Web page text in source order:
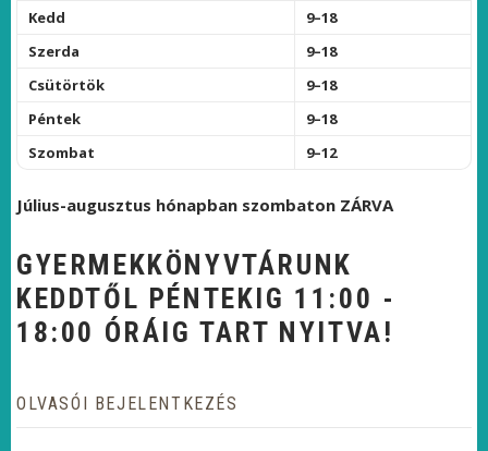
Kedd
9–18
Szerda
9–18
Csütörtök
9–18
Péntek
9–18
Szombat
9–12
Július-augusztus hónapban szombaton ZÁRVA
GYERMEKKÖNYVTÁRUNK
KEDDTŐL PÉNTEKIG 11:00 -
18:00 ÓRÁIG TART NYITVA!
OLVASÓI BEJELENTKEZÉS